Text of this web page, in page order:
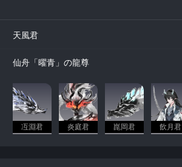
天風君
仙舟「曜青」の龍尊
冱淵君 炎庭君 崑岡君 飲月君